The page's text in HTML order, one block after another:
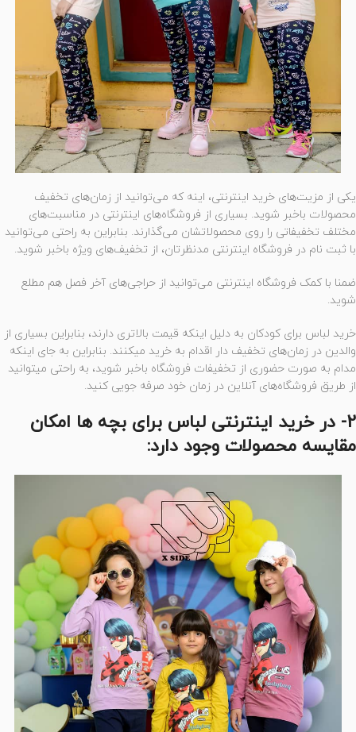
یکی از مزیت‌های خرید اینترنتی، اینه که می‌توانید از زمان‌های تخفیف
محصولات باخبر شوید. بسیاری از فروشگاه‌های اینترنتی در مناسبت‌های
مختلف تخفیفاتی را روی محصولاتشان می‌گذارند. بنابراین به راحتی می‌توانید
با ثبت نام در فروشگاه اینترنتی مدنظرتان، از تخفیف‌های ویژه باخبر شوید.
ضمنا با کمک فروشگاه اینترنتی می‌توانید از حراجی‌های آخر فصل هم مطلع
شوید.
خرید لباس برای کودکان به دلیل اینکه قیمت بالاتری دارند، بنابراین بسیاری از
والدین در زمان‌های تخفیف دار اقدام به خرید میکنند. بنابراین به جای اینکه
مدام به صورت حضوری از تخفیفات فروشگاه باخبر شوید، به راحتی میتوانید
از طریق فروشگاه‌های آنلاین در زمان خود صرفه جویی کنید.
2- در خرید اینترنتی لباس برای بچه ها امکان
مقایسه محصولات وجود دارد: